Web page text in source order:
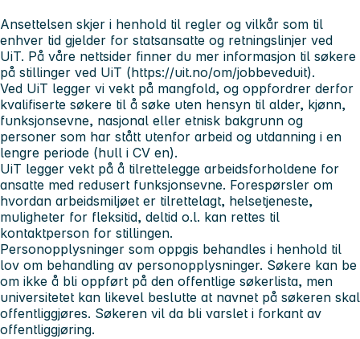
Ansettelsen skjer i henhold til regler og vilkår som til
enhver tid gjelder for statsansatte og retningslinjer ved
UiT. På våre nettsider finner du mer informasjon til søkere
på stillinger ved UiT (https://uit.no/om/jobbeveduit).
Ved UiT legger vi vekt på mangfold, og oppfordrer derfor
kvalifiserte søkere til å søke uten hensyn til alder, kjønn,
funksjonsevne, nasjonal eller etnisk bakgrunn og
personer som har stått utenfor arbeid og utdanning i en
lengre periode (hull i CV en).
UiT legger vekt på å tilrettelegge arbeidsforholdene for
ansatte med redusert funksjonsevne. Forespørsler om
hvordan arbeidsmiljøet er tilrettelagt, helsetjeneste,
muligheter for fleksitid, deltid o.l. kan rettes til
kontaktperson for stillingen.
Personopplysninger som oppgis behandles i henhold til
lov om behandling av personopplysninger. Søkere kan be
om ikke å bli oppført på den offentlige søkerlista, men
universitetet kan likevel beslutte at navnet på søkeren skal
offentliggjøres. Søkeren vil da bli varslet i forkant av
offentliggjøring.